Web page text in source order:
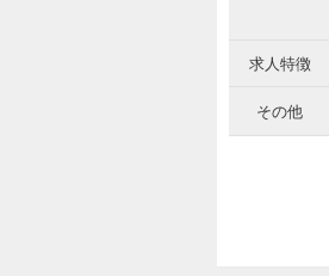
求人特徴
その他